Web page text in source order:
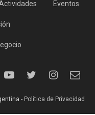
Eventos
- Política de Privacidad